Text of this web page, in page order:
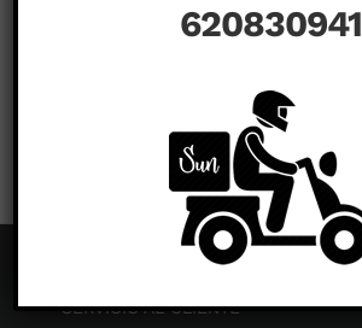
Comentarios desactivados
SERVICIO AL CLIENTE
620830941